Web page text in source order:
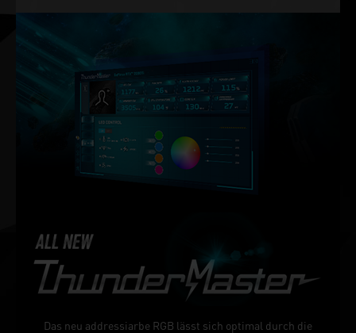
Das neu addressiarbe RGB lässt sich optimal durch die